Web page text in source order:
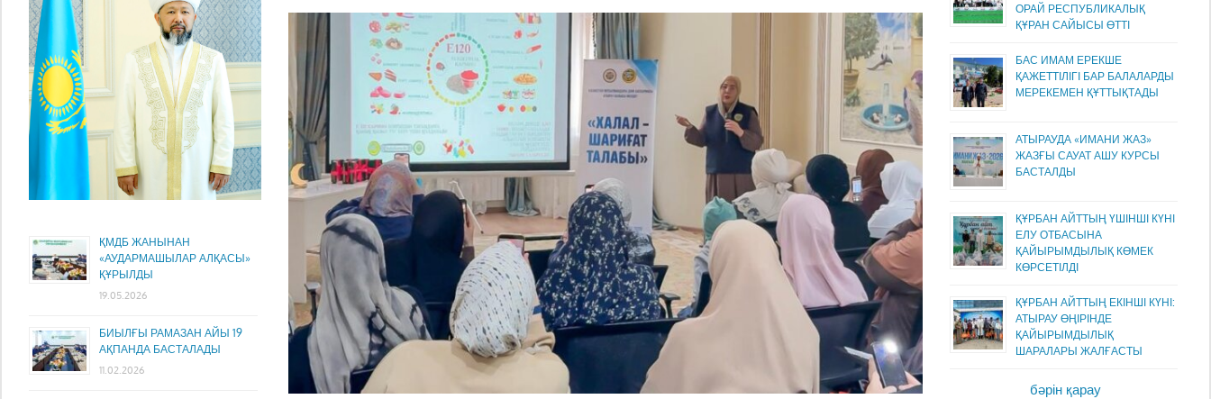
ҚМДБ ЖАНЫНАН
«АУДАРМАШЫЛАР АЛҚАСЫ»
ҚҰРЫЛДЫ
19.05.2026
БИЫЛҒЫ РАМАЗАН АЙЫ 19
АҚПАНДА БАСТАЛАДЫ
11.02.2026
ОРАЙ РЕСПУБЛИКАЛЫҚ
ҚҰРАН САЙЫСЫ ӨТТІ
БАС ИМАМ ЕРЕКШЕ
ҚАЖЕТТІЛІГІ БАР БАЛАЛАРДЫ
МЕРЕКЕМЕН ҚҰТТЫҚТАДЫ
АТЫРАУДА «ИМАНИ ЖАЗ»
ЖАЗҒЫ САУАТ АШУ КУРСЫ
БАСТАЛДЫ
ҚҰРБАН АЙТТЫҢ ҮШІНШІ КҮНІ
ЕЛУ ОТБАСЫНА
ҚАЙЫРЫМДЫЛЫҚ КӨМЕК
КӨРСЕТІЛДІ
ҚҰРБАН АЙТТЫҢ ЕКІНШІ КҮНІ:
АТЫРАУ ӨҢІРІНДЕ
ҚАЙЫРЫМДЫЛЫҚ
ШАРАЛАРЫ ЖАЛҒАСТЫ
бәрін қарау